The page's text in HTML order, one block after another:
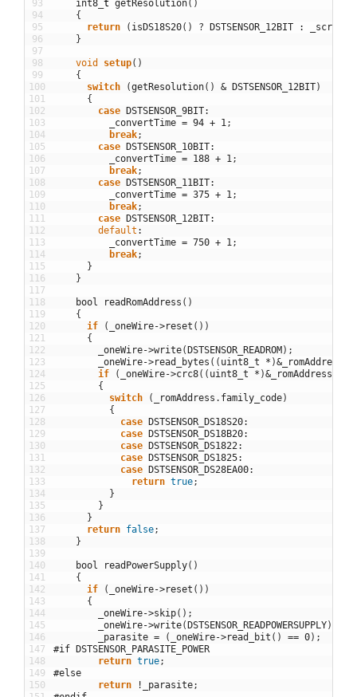
93
94
95
96
97
98
99
100
101
102
103
104
105
106
107
108
109
110
111
112
113
114
115
116
117
118
119
120
121
122
123
124
125
126
127
128
129
130
131
132
133
134
135
136
137
138
139
140
141
142
143
144
145
146
147
148
149
150
int8 t getResolution( )
{
return
( isDS18S20( ) ? DSTSENSOR_12BIT :
}
void setup( )
{
switch
(getResolution( ) & DSTSENSOR_12BIT)
{
case
DSTSENSOR_9BIT:
_convertTime = 94 + 1;
break;
case
DSTSENSOR_10BIT:
_convertTime = 188 + 1;
break;
case
DSTSENSOR_11BIT:
_convertTime = 375 + 1;
break;
case
DSTSENSOR_12BIT:
default :
_convertTime = 750 + 1;
break;
}
}
bool readRomAddress ( )
{
if
( _oneWire->reset ( ) )
{
_oneWire->write( DSTSENSOR_READROM ) ;
_oneWire->read_bytes ( ( uint8_t * )& _romAddress
if
( _oneWire->crc8( ( uint8_t * )& _romAddress
{
switch
( _romAddress . family_code)
{
case
DSTSENSOR_DS18S20:
case
DSTSENSOR_DS18B20:
case
DSTSENSOR_DS1822:
case
DSTSENSOR_DS1825:
case
DSTSENSOR_DS28EA00:
return true;
}
}
}
return false;
}
bool readPowerSupply( )
{
if
( _oneWire->reset ( ) )
{
_oneWire->skip( ) ;
_oneWire->write( DSTSENSOR_READPOWERSUPPLY)
_parasite = ( _oneWire->read_bit ( ) == 0) ;
#if DSTSENSOR_PARASITE_POWER
return true;
#else
return
! _parasite;